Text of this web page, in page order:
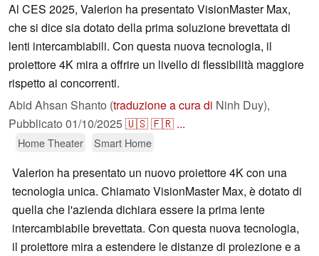
Al CES 2025, Valerion ha presentato VisionMaster Max,
che si dice sia dotato della prima soluzione brevettata di
lenti intercambiabili. Con questa nuova tecnologia, il
proiettore 4K mira a offrire un livello di flessibilità maggiore
rispetto ai concorrenti.
Abid Ahsan Shanto (traduzione a cura di Ninh Duy),
Pubblicato 01/10/2025🇺🇸🇫🇷 ...
Home Theater Smart Home
Valerion ha presentato un nuovo proiettore 4K con una
tecnologia unica. Chiamato VisionMaster Max, è dotato di
quella che l'azienda dichiara essere la prima lente
intercambiabile brevettata. Con questa nuova tecnologia,
il proiettore mira a estendere le distanze di proiezione e a